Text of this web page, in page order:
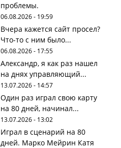
проблемы.
06.08.2026 - 19:59
Вчера кажется сайт просел?
Что-то с ним было...
06.08.2026 - 17:55
Александр, я как раз нашел
на днях управляющий...
13.07.2026 - 14:57
Один раз играл свою карту
на 80 дней, начинал...
13.07.2026 - 13:02
Играл в сценарий на 80
дней. Марко Мейрин Катя